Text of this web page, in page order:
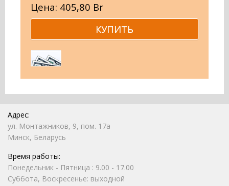
Цена: 405,80 Br
Адрес:
ул. Монтажников, 9, пом. 17а
Минск, Беларусь
Время работы:
Понедельник - Пятница : 9.00 - 17.00
Суббота, Воскресенье: выходной